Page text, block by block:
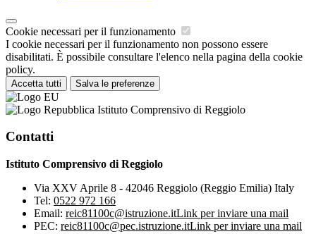
Cookie necessari per il funzionamento
I cookie necessari per il funzionamento non possono essere
disabilitati. È possibile consultare l'elenco nella pagina della cookie
policy.
Accetta tutti Salva le preferenze
Istituto Comprensivo di Reggiolo
Contatti
Istituto Comprensivo di Reggiolo
Via XXV Aprile 8 - 42046 Reggiolo (Reggio Emilia) Italy
Tel: 0522 972 166
Email: reic81100c@istruzione.itLink per inviare una mail
PEC: reic81100c@pec.istruzione.itLink per inviare una mail